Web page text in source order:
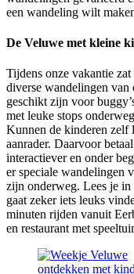
een wandeling wilt
De Veluwe met kleine
Tijdens onze vakantie
diverse wandelingen van
geschikt zijn voor
met leuke stops
Kunnen de kinderen zelf
aanrader. Daarvoor
interactiever en onder
er speciale wandelingen
zijn onderweg. Lees je
gaat zeker iets leuks
minuten rijden vanuit
en restaurant met